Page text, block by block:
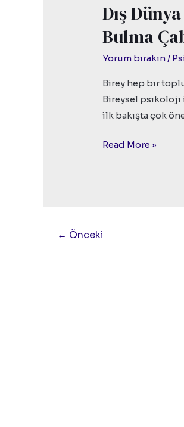
Dış
Bulma
Yorum bırakın /
Birey hep bir
Bireysel psikoloji
ilk bakışta çok
Dış
Dünya
Sarsılırken
Grup
Anlam
Bulma
Çabası
Read More »
← Önceki